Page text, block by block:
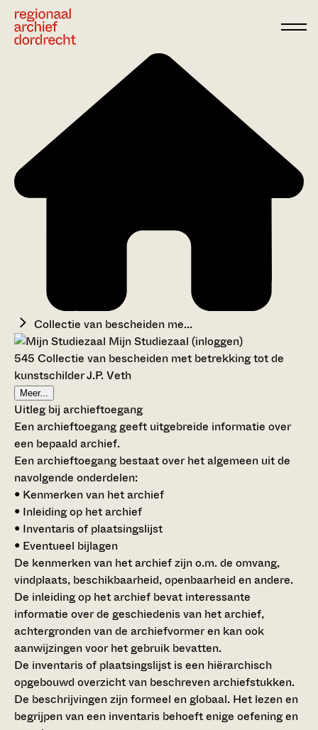
Collectie van bescheiden me...
Mijn Studiezaal (inloggen)
545 Collectie van bescheiden met betrekking tot de
kunstschilder J.P. Veth
Meer...
Uitleg bij archieftoegang
Een archieftoegang geeft uitgebreide informatie over
een bepaald archief.
Een archieftoegang bestaat over het algemeen uit de
navolgende onderdelen:
• Kenmerken van het archief
• Inleiding op het archief
• Inventaris of plaatsingslijst
• Eventueel bijlagen
De kenmerken van het archief zijn o.m. de omvang,
vindplaats, beschikbaarheid, openbaarheid en andere.
De inleiding op het archief bevat interessante
informatie over de geschiedenis van het archief,
achtergronden van de archiefvormer en kan ook
aanwijzingen voor het gebruik bevatten.
De inventaris of plaatsingslijst is een hiërarchisch
opgebouwd overzicht van beschreven archiefstukken.
De beschrijvingen zijn formeel en globaal. Het lezen en
begrijpen van een inventaris behoeft enige oefening en